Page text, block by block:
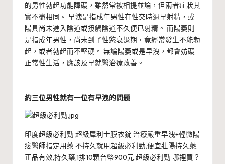
的男性勃起功能障礙，雖然常被相提並論，但兩者症狀其
實不盡相同。 早洩是指成年男性在性交時過早射精，或
陽具尚未進入陰道或接觸陰道不久便已射精。 而陽萎則
是指成年男性，尚未到了性慾衰退期，竟經常發生不能勃
起，或者勃起而不堅硬。 無論陽萎或是早洩，都會妨礙
正常性生活，應該及早就醫治療改善。
約三位男性就有一位有早洩的問題
印度超級必利勁 超級犀利士膜衣錠 治療嚴重早洩+輕微陽
痿醫師指定用藥 不持久就用超級必利勁,便宜壯陽持久藥,
正品有效,持久藥,1排10顆台幣900元.超級必利勁 哪裡買？